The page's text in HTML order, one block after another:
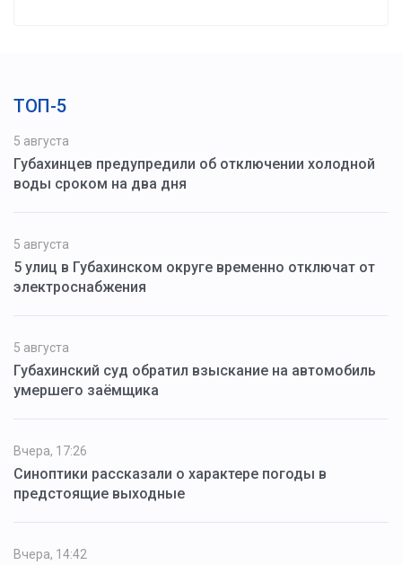
ТОП-5
5 августа
Губахинцев предупредили об отключении холодной
воды сроком на два дня
5 августа
5 улиц в Губахинском округе временно отключат от
электроснабжения
5 августа
Губахинский суд обратил взыскание на автомобиль
умершего заёмщика
Вчера, 17:26
Синоптики рассказали о характере погоды в
предстоящие выходные
Вчера, 14:42